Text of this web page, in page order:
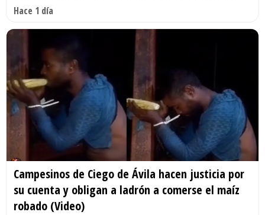
Hace 1 día
Campesinos de Ciego de Ávila hacen justicia por
su cuenta y obligan a ladrón a comerse el maíz
robado (Video)